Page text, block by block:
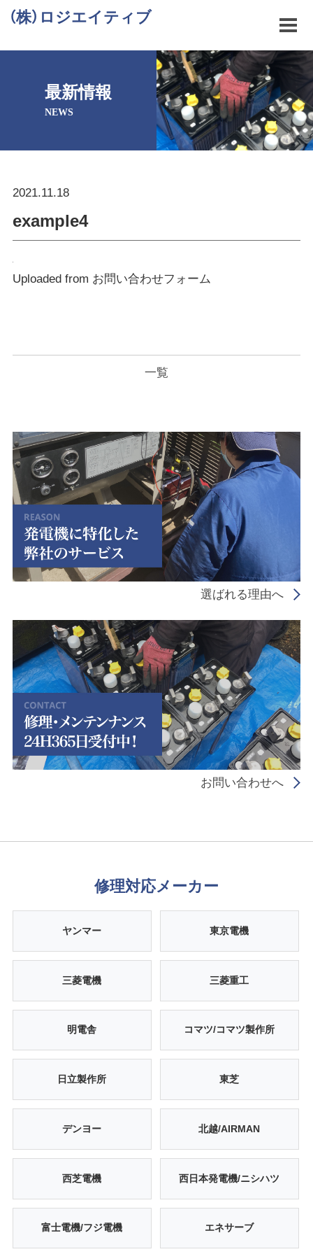
（株）ロジエイティブ
最新情報
NEWS
2021.11.18
example4
Uploaded from お問い合わせフォーム
一覧
選ばれる理由へ
お問い合わせへ
修理対応メーカー
ヤンマー 東京電機
三菱電機 三菱重工
明電舎 コマツ/コマツ製作所
日立製作所 東芝
デンヨー 北越/AIRMAN
西芝電機 西日本発電機/ニシハツ
富士電機/フジ電機 エネサーブ